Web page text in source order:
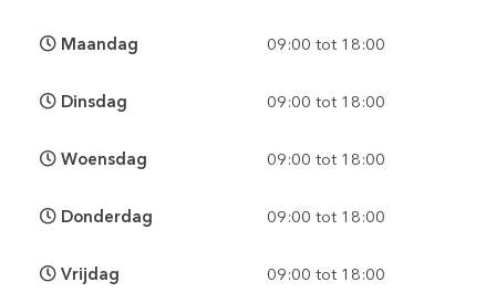
Maandag 09:00 tot 18:00
Dinsdag 09:00 tot 18:00
Woensdag 09:00 tot 18:00
Donderdag 09:00 tot 18:00
Vrijdag 09:00 tot 18:00